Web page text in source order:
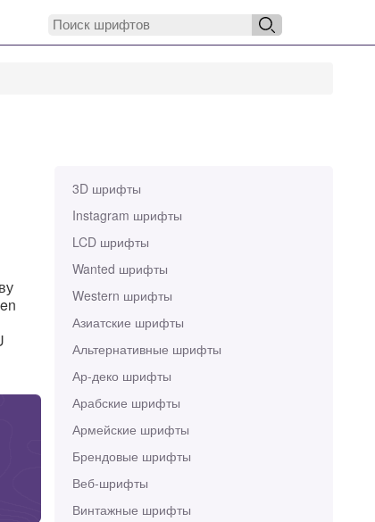
3D шрифты
Instagram шрифты
LCD шрифты
Wanted шрифты
Western шрифты
Азиатские шрифты
Альтернативные шрифты
Ар-деко шрифты
Арабские шрифты
Армейские шрифты
Брендовые шрифты
Веб-шрифты
Винтажные шрифты